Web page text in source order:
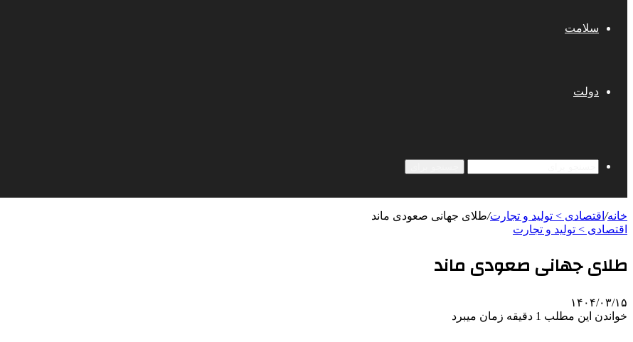
سلامت
دولت
خانه/ اقتصادی > تولید و تجارت/طلای جهانی صعودی ماند
اقتصادی > تولید و تجارت
طلای جهانی صعودی ماند
۱۴۰۴/۰۳/۱۵
خواندن این مطلب 1 دقیقه زمان میبرد